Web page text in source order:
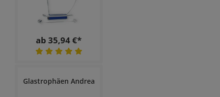
ab 35,94 €*
Glastrophäen Andrea